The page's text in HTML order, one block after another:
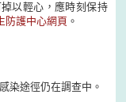
以輕心，應時刻保持
防護中心網頁 。
染途徑仍在調查中。